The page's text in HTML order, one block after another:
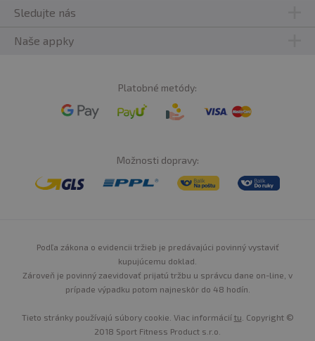
Sledujte nás
Naše appky
Platobné metódy:
Možnosti dopravy:
Podľa zákona o evidencii tržieb je predávajúci povinný vystaviť
kupujúcemu doklad.
Zároveň je povinný zaevidovať prijatú tržbu u správcu dane on-line, v
prípade výpadku potom najneskôr do 48 hodín.
Tieto stránky používajú súbory cookie. Viac informácií tu . Copyright ©
2018 Sport Fitness Product s.r.o.